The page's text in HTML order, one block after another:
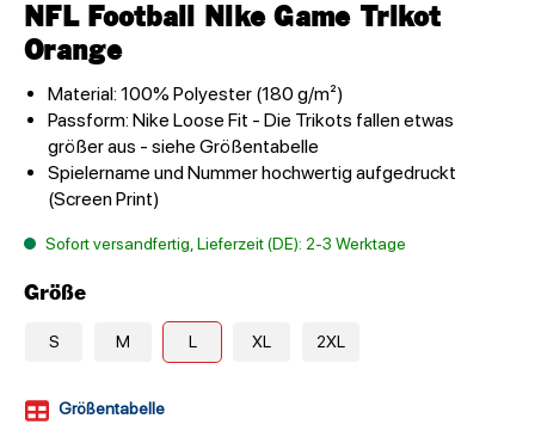
NFL Football Nike Game Trikot
Orange
Material: 100% Polyester (180 g/m²)
Passform: Nike Loose Fit - Die Trikots fallen etwas
größer aus - siehe Größentabelle
Spielername und Nummer hochwertig aufgedruckt
(Screen Print)
Sofort versandfertig, Lieferzeit (DE): 2-3 Werktage
Größe
S M L XL 2XL
Größentabelle